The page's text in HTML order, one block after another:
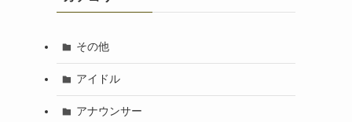
その他
アイドル
アナウンサー